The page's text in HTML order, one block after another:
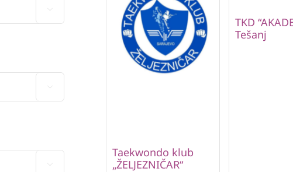
Taekwondo klub
„ŽELJEZNIČAR“
TKD
Tešanj